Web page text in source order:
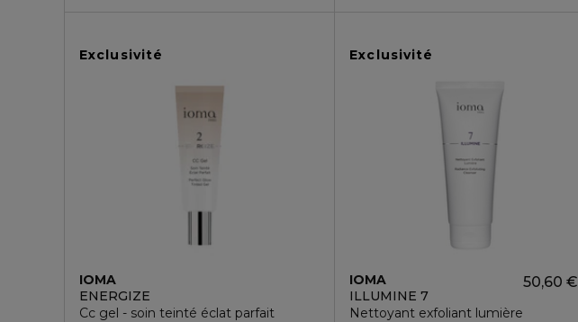
Exclusivité
IOMA
ENERGIZE
Cc gel - soin teinté éclat parfait
Exclusivité
IOMA
ILLUMINE 7
Nettoyant exfoliant lumière
50,60 €